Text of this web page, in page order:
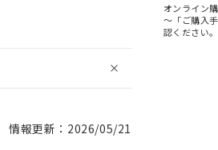
情報更新：2026/05/21
オンライン
～「ご購入
認ください。